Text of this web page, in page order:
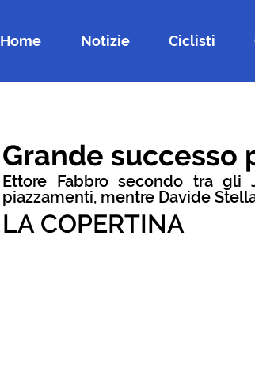
Home Notizie Ciclisti
Grande successo
Ettore Fabbro secondo tra gli
piazzamenti, mentre Davide
LA COPERTINA